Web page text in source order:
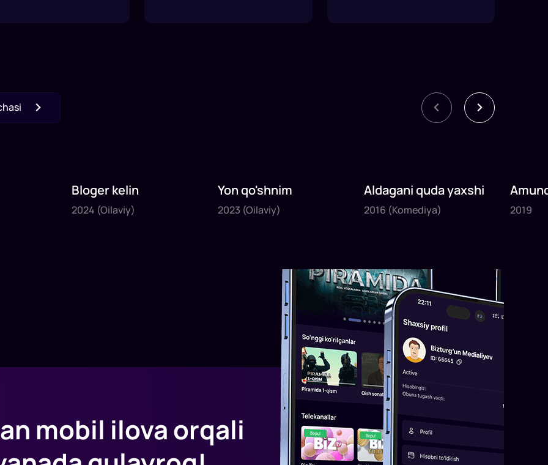
2024
1x35daq.
Bloger kelin
2024 (Oilaviy)
2023
1x40daq.
Yon qo'shnim
2023 (Oilaviy)
2016
1x82daq.
Aldagani quda yaxshi
2016 (Komediya)
2019
1x120
2019
mobil ilova orqali